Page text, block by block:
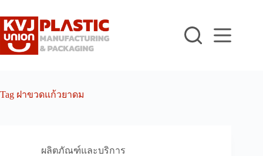
to
content
Tag ฝาขวดแก้วยาดม
ผลิตภัณฑ์และบริการ